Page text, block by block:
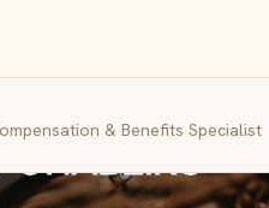
& Benefits Specialist